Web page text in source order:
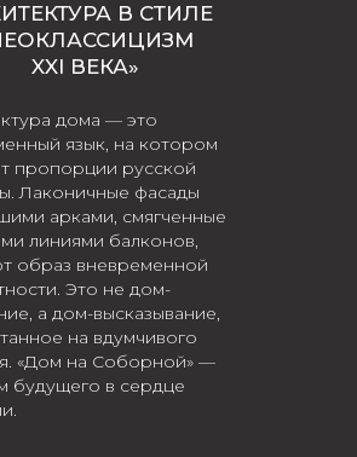
В СТИЛЕ
XXI ВЕКА»
дома — это
язык, на котором
пропорции русской
Лаконичные фасады
арками, смягченные
линиями балконов,
образ вневременной
Это не дом-
а дом-высказывание,
на вдумчивого
«Дом на Соборной» —
будущего в сердце